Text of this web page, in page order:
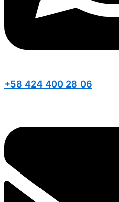
+58 424 400 28 06